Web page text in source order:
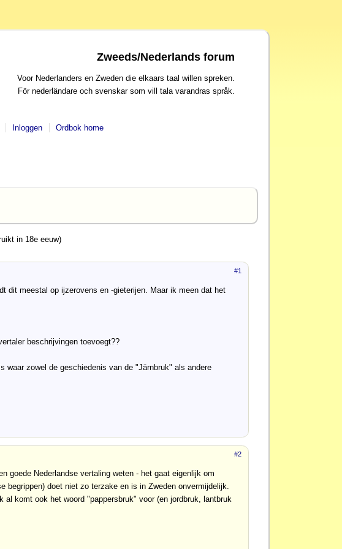
Zweeds/Nederlands forum
Voor Nederlanders en Zweden die elkaars taal willen spreken.
För nederländare och svenskar som vill tala varandras språk.
Inloggen Ordbok home
in 18e eeuw)
#1
dit meestal op ijzerovens en -gieterijen. Maar ik meen dat het
beschrijvingen toevoegt??
waar zowel de geschiedenis van de "Järnbruk" als andere
#2
goede Nederlandse vertaling weten - het gaat eigenlijk om
begrippen) doet niet zo terzake en is in Zweden onvermijdelijk.
komt ook het woord "pappersbruk" voor (en jordbruk, lantbruk